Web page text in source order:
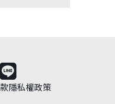
隱私權政策